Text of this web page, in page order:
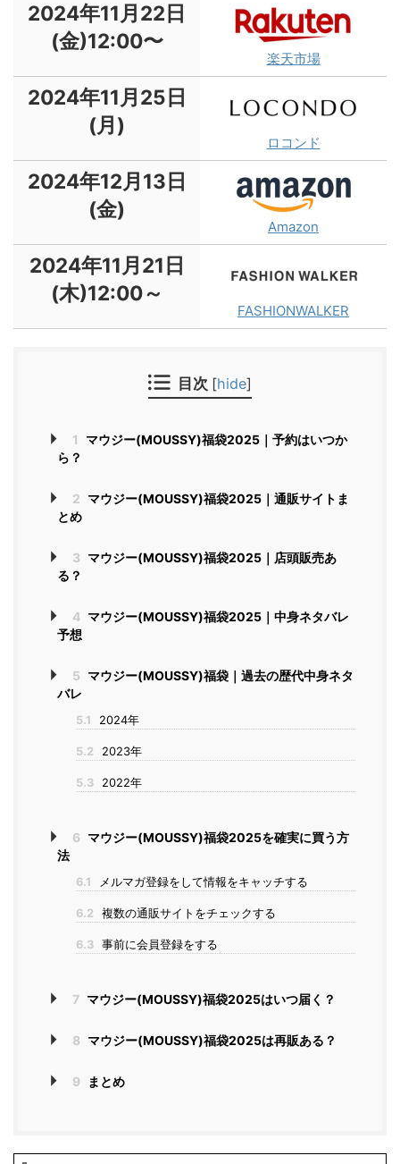
2024年11月22日
(金)12:00〜
楽天市場
2024年11月25日
(月)
ロコンド
2024年12月13日
(金)
Amazon
2024年11月21日
(木)12:00～
FASHIONWALKER
目次 [hide]
1
マウジー(MOUSSY)福袋2025｜予約はいつか
ら？
2 マウジー(MOUSSY)福袋2025｜通販サイトま
とめ
3 マウジー(MOUSSY)福袋2025｜店頭販売あ
る？
4 マウジー(MOUSSY)福袋2025｜中身ネタバレ
予想
5 マウジー(MOUSSY)福袋｜過去の歴代中身ネタ
バレ
5.1 2024年
5.2 2023年
5.3 2022年
6 マウジー(MOUSSY)福袋2025を確実に買う方
法
6.1 メルマガ登録をして情報をキャッチする
6.2 複数の通販サイトをチェックする
6.3 事前に会員登録をする
7 マウジー(MOUSSY)福袋2025はいつ届く？
8 マウジー(MOUSSY)福袋2025は再販ある？
9 まとめ